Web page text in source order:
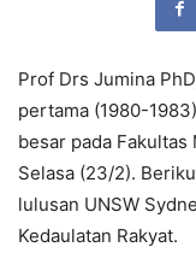
Prof Drs Jumina
pertama (1980-
besar pada Fakultas
Selasa (23/2).
lulusan UNSW
Kedaulatan Rakyat.